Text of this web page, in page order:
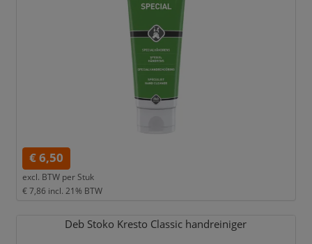
€ 6,50
excl. BTW per Stuk
€ 7,86 incl. 21% BTW
Deb Stoko Kresto Classic handreiniger